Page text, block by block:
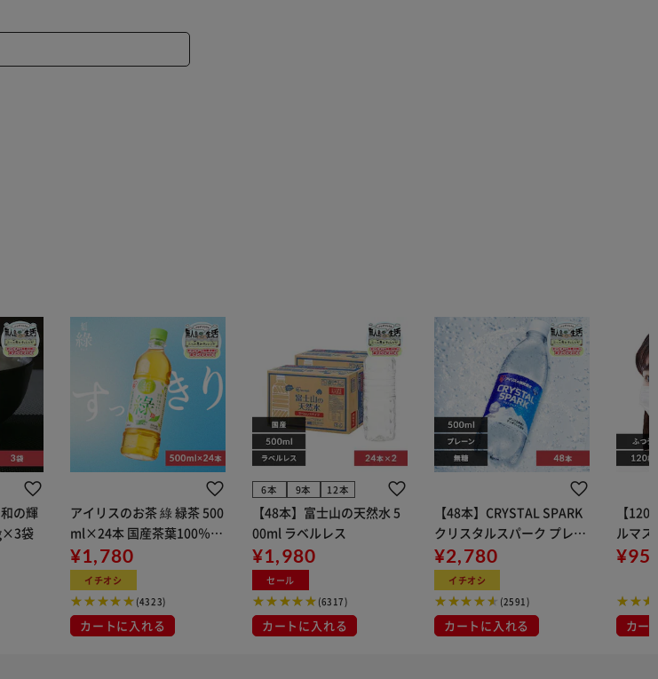
の輝
袋
アイリスのお茶 綠 緑茶 500
ml×24本 国産茶葉100％使
用
¥1,780
イチオシ
(4323)
カートに入れる
6本 9本 12本
【48本】富士山の天然水 5
00ml ラベルレス
¥1,980
セール
(6317)
カートに入れる
【48本】CRYSTAL SPARK
クリスタルスパーク プレー
ン 500ml
¥2,780
イチオシ
(2591)
カートに入れる
【
ルマス
イト 大容量
布
カー